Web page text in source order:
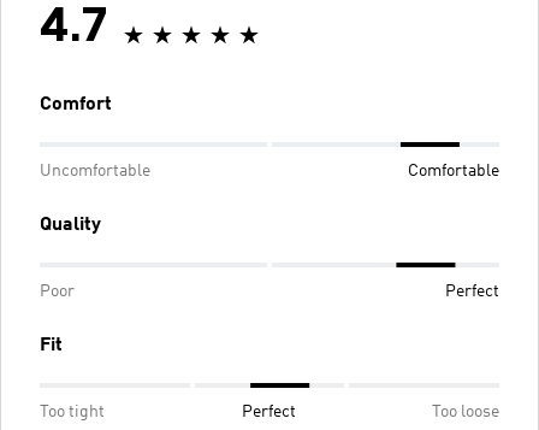
4.7
Comfort
Uncomfortable Comfortable
Quality
Poor Perfect
Fit
Too tight Perfect Too loose